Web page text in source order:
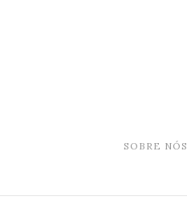
SOBRE NÓS